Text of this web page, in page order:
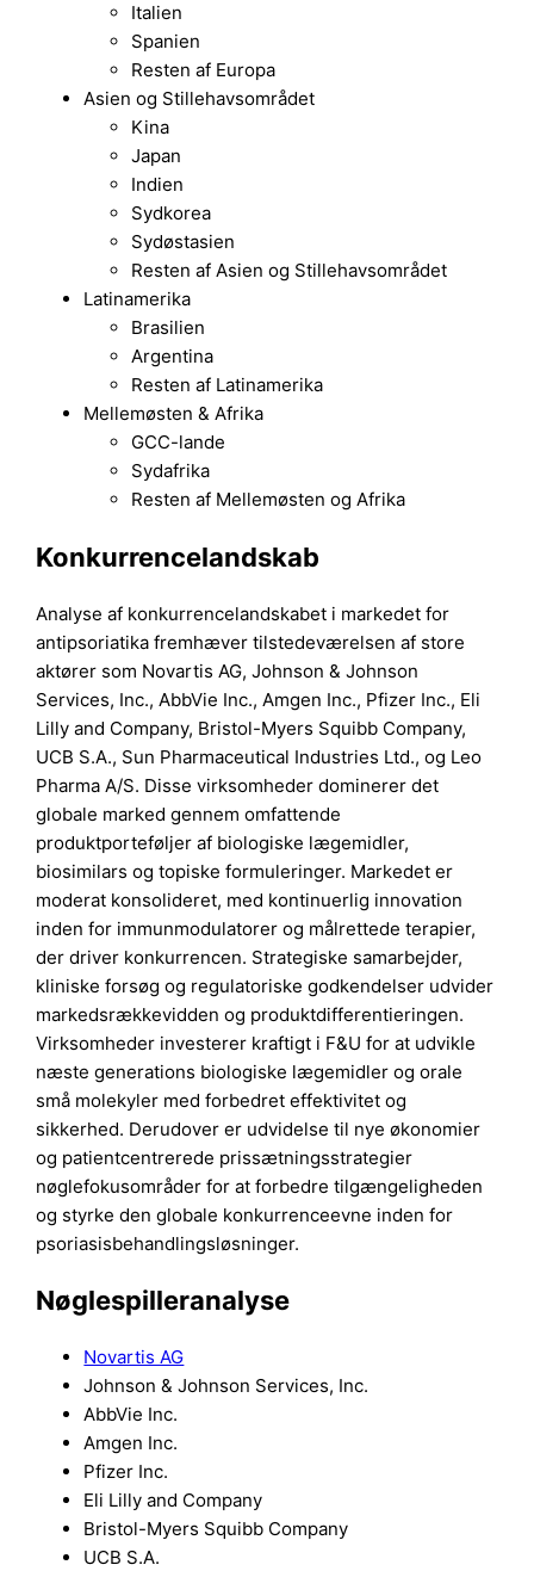
Italien
Spanien
Resten af Europa
Asien og Stillehavsområdet
Kina
Japan
Indien
Sydkorea
Sydøstasien
Resten af Asien og Stillehavsområdet
Latinamerika
Brasilien
Argentina
Resten af Latinamerika
Mellemøsten & Afrika
GCC-lande
Sydafrika
Resten af Mellemøsten og Afrika
Konkurrencelandskab
Analyse af konkurrencelandskabet i markedet for
antipsoriatika fremhæver tilstedeværelsen af store
aktører som Novartis AG, Johnson & Johnson
Services, Inc., AbbVie Inc., Amgen Inc., Pfizer Inc., Eli
Lilly and Company, Bristol-Myers Squibb Company,
UCB S.A., Sun Pharmaceutical Industries Ltd., og Leo
Pharma A/S. Disse virksomheder dominerer det
globale marked gennem omfattende
produktporteføljer af biologiske lægemidler,
biosimilars og topiske formuleringer. Markedet er
moderat konsolideret, med kontinuerlig innovation
inden for immunmodulatorer og målrettede terapier,
der driver konkurrencen. Strategiske samarbejder,
kliniske forsøg og regulatoriske godkendelser udvider
markedsrækkevidden og produktdifferentieringen.
Virksomheder investerer kraftigt i F&U for at udvikle
næste generations biologiske lægemidler og orale
små molekyler med forbedret effektivitet og
sikkerhed. Derudover er udvidelse til nye økonomier
og patientcentrerede prissætningsstrategier
nøglefokusområder for at forbedre tilgængeligheden
og styrke den globale konkurrenceevne inden for
psoriasisbehandlingsløsninger.
Nøglespilleranalyse
Novartis AG
Johnson & Johnson Services, Inc.
AbbVie Inc.
Amgen Inc.
Pfizer Inc.
Eli Lilly and Company
Bristol-Myers Squibb Company
UCB S.A.